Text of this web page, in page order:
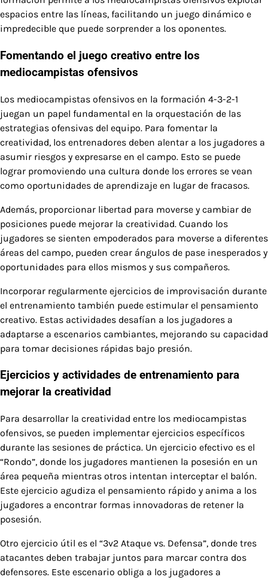
espacios entre las líneas, facilitando un juego dinámico e
impredecible que puede sorprender a los oponentes.
Fomentando el juego creativo entre los
mediocampistas ofensivos
Los mediocampistas ofensivos en la formación 4-3-2-1
juegan un papel fundamental en la orquestación de las
estrategias ofensivas del equipo. Para fomentar la
creatividad, los entrenadores deben alentar a los jugadores a
asumir riesgos y expresarse en el campo. Esto se puede
lograr promoviendo una cultura donde los errores se vean
como oportunidades de aprendizaje en lugar de fracasos.
Además, proporcionar libertad para moverse y cambiar de
posiciones puede mejorar la creatividad. Cuando los
jugadores se sienten empoderados para moverse a diferentes
áreas del campo, pueden crear ángulos de pase inesperados y
oportunidades para ellos mismos y sus compañeros.
Incorporar regularmente ejercicios de improvisación durante
el entrenamiento también puede estimular el pensamiento
creativo. Estas actividades desafían a los jugadores a
adaptarse a escenarios cambiantes, mejorando su capacidad
para tomar decisiones rápidas bajo presión.
Ejercicios y actividades de entrenamiento para
mejorar la creatividad
Para desarrollar la creatividad entre los mediocampistas
ofensivos, se pueden implementar ejercicios específicos
durante las sesiones de práctica. Un ejercicio efectivo es el
“Rondo”, donde los jugadores mantienen la posesión en un
área pequeña mientras otros intentan interceptar el balón.
Este ejercicio agudiza el pensamiento rápido y anima a los
jugadores a encontrar formas innovadoras de retener la
posesión.
Otro ejercicio útil es el “3v2 Ataque vs. Defensa”, donde tres
atacantes deben trabajar juntos para marcar contra dos
defensores. Este escenario obliga a los jugadores a